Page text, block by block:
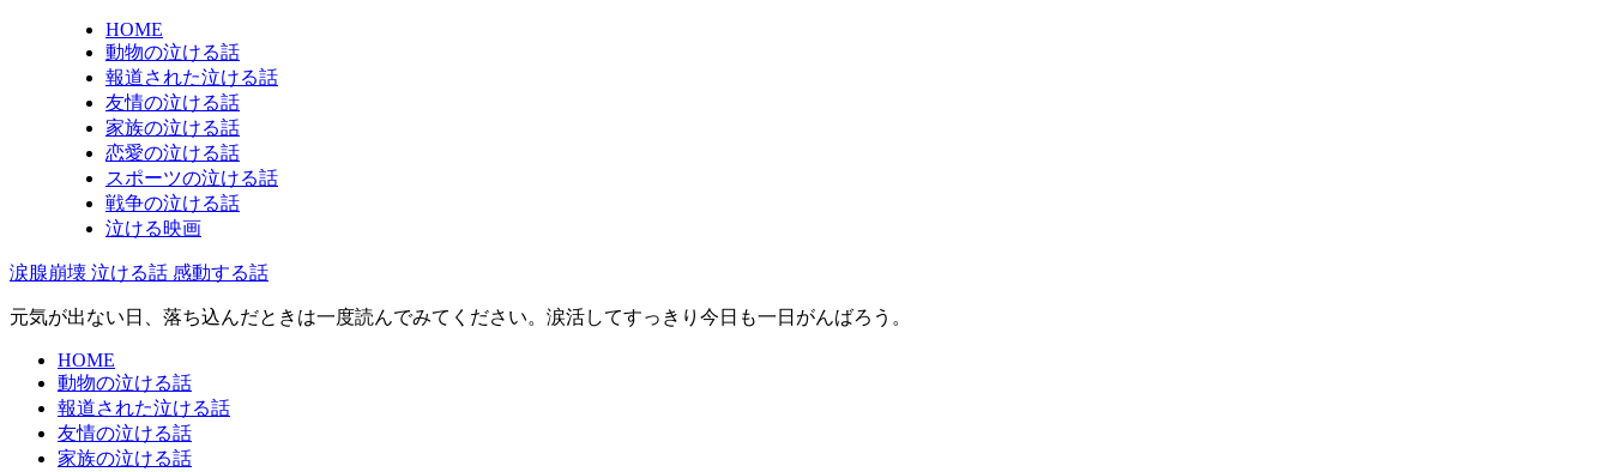
HOME
動物の泣ける話
報道された泣ける話
友情の泣ける話
家族の泣ける話
恋愛の泣ける話
スポーツの泣ける話
戦争の泣ける話
泣ける映画
涙腺崩壊 泣ける話 感動する話
元気が出ない日、落ち込んだときは一度読んでみてください。涙活してすっきり今日も一日がんばろう。
HOME
動物の泣ける話
報道された泣ける話
友情の泣ける話
家族の泣ける話